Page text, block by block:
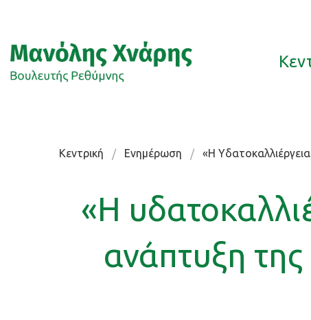
Κεντρική Ενημέρωση «Η
«Η
ανάπτυξη